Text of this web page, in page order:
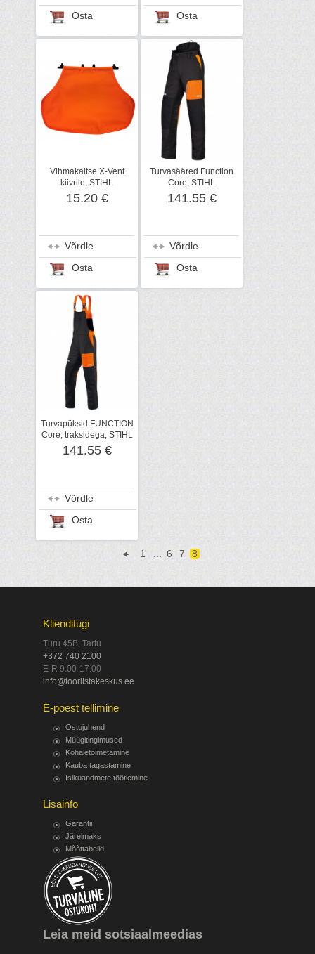
Osta Osta
Vihmakaitse X-Vent
kiivrile, STIHL
15.20 €
Võrdle
Osta
Turvasääred Function
Core, STIHL
141.55 €
Võrdle
Osta
Turvapüksid FUNCTION
Core, traksidega, STIHL
141.55 €
Võrdle
Osta
1 ... 6 7 8
Klienditugi
Turu 45B, Tartu
+372 740 2100
E-R 9.00-17.00
info@tooriistakeskus.ee
E-poest tellimine
Ostujuhend
Müügitingimused
Kohaletoimetamine
Kauba tagastamine
Isikuandmete töötlemine
Lisainfo
Garantii
Järelmaks
Mõõttabelid
Leia meid sotsiaalmeedias